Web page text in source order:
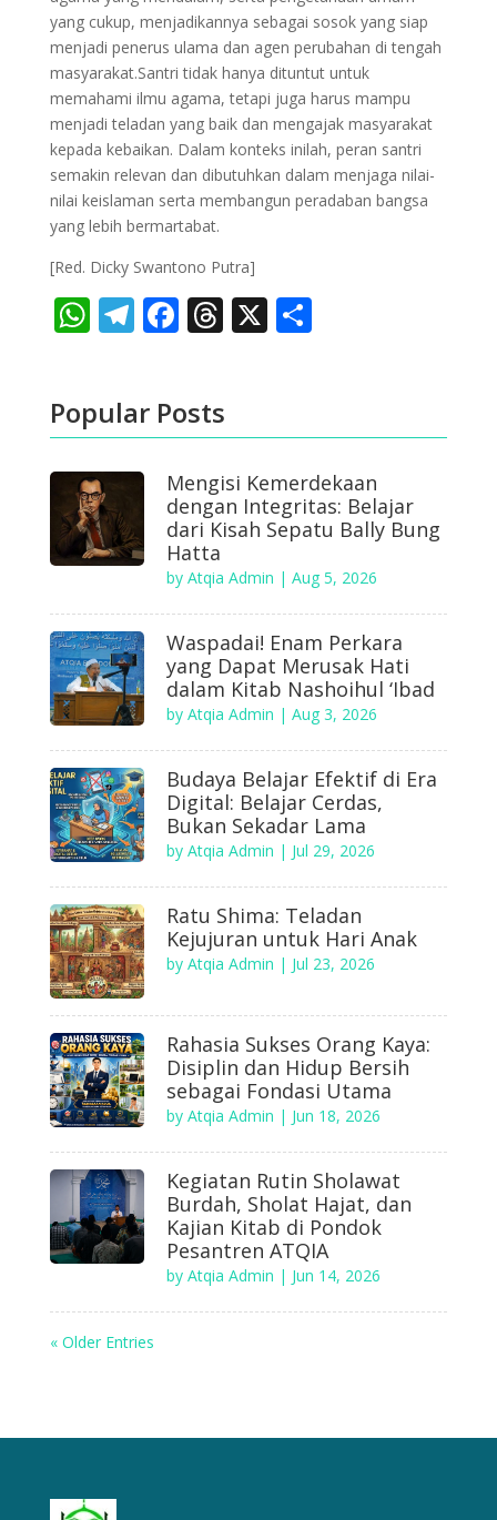
yang cukup, menjadikannya sebagai sosok yang siap
menjadi penerus ulama dan agen perubahan di tengah
masyarakat.Santri tidak hanya dituntut untuk
memahami ilmu agama, tetapi juga harus mampu
menjadi teladan yang baik dan mengajak masyarakat
kepada kebaikan. Dalam konteks inilah, peran santri
semakin relevan dan dibutuhkan dalam menjaga nilai-
nilai keislaman serta membangun peradaban bangsa
yang lebih bermartabat.
[Red. Dicky Swantono Putra]
WhatsApp
Telegram
Facebook
Threads
X Share
Popular Posts
Mengisi Kemerdekaan
dengan Integritas: Belajar
dari Kisah Sepatu Bally Bung
Hatta
by Atqia Admin | Aug 5, 2026
Waspadai! Enam Perkara
yang Dapat Merusak Hati
dalam Kitab Nashoihul ‘Ibad
by Atqia Admin | Aug 3, 2026
Budaya Belajar Efektif di Era
Digital: Belajar Cerdas,
Bukan Sekadar Lama
by Atqia Admin | Jul 29, 2026
Ratu Shima: Teladan
Kejujuran untuk Hari Anak
by Atqia Admin | Jul 23, 2026
Rahasia Sukses Orang Kaya:
Disiplin dan Hidup Bersih
sebagai Fondasi Utama
by Atqia Admin | Jun 18, 2026
Kegiatan Rutin Sholawat
Burdah, Sholat Hajat, dan
Kajian Kitab di Pondok
Pesantren ATQIA
by Atqia Admin | Jun 14, 2026
« Older Entries